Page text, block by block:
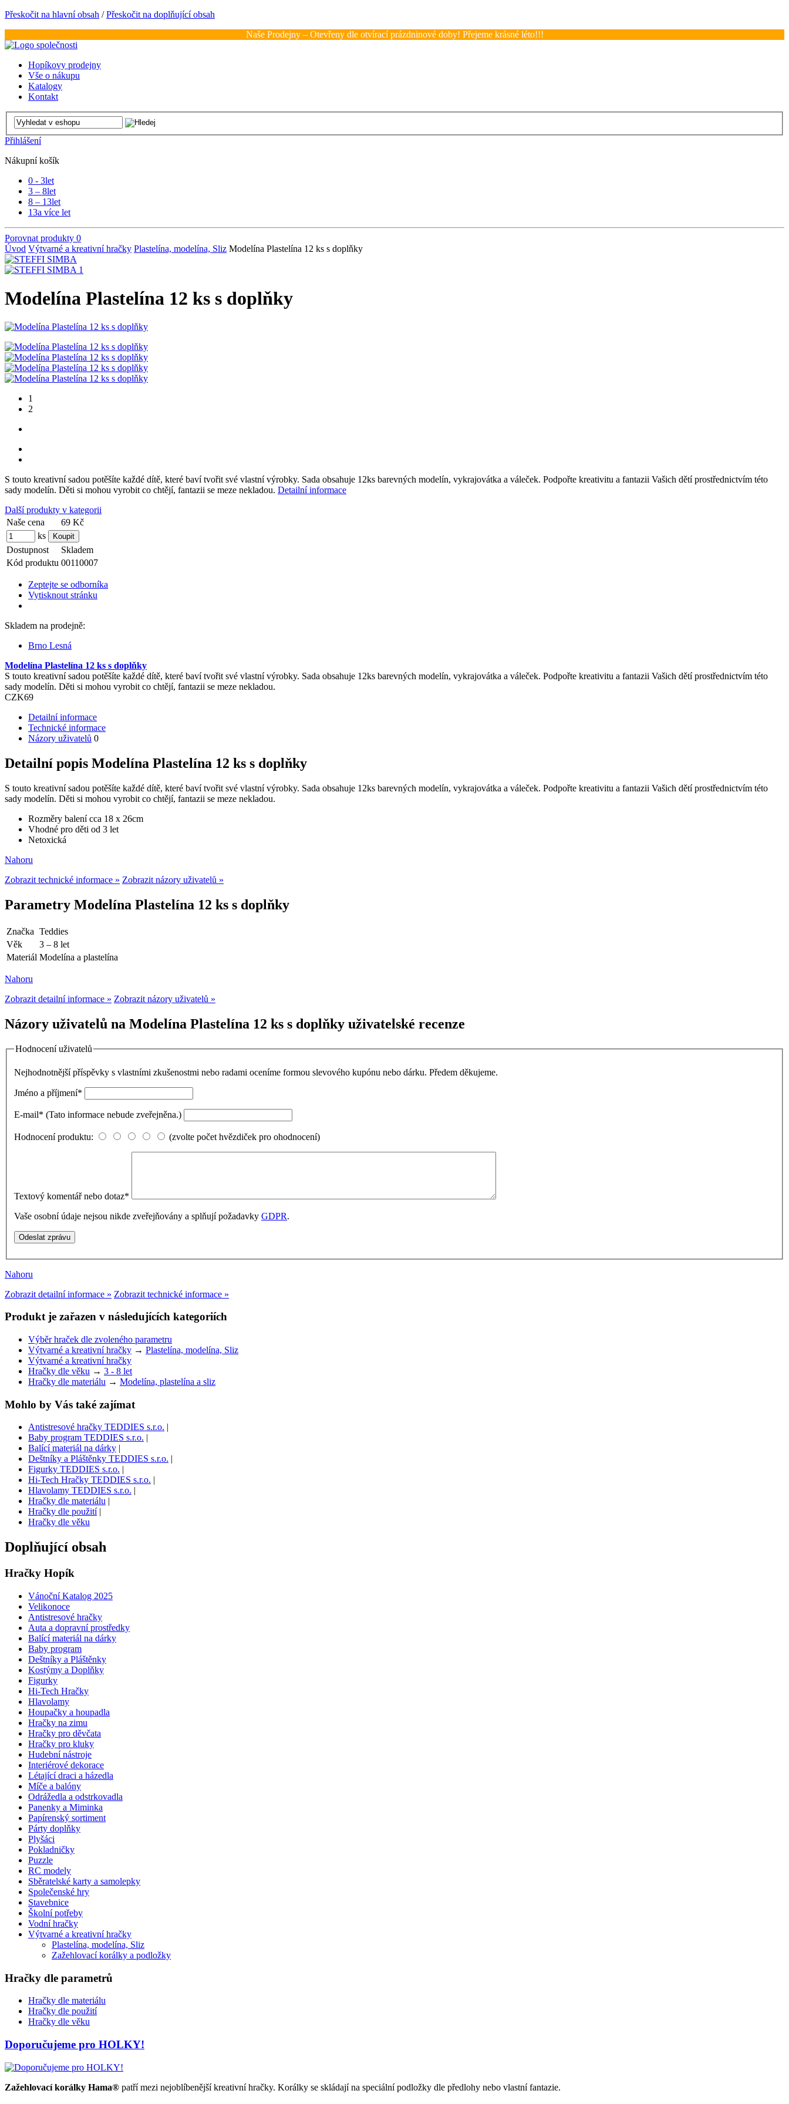
Přeskočit na hlavní obsah /Přeskočit na doplňující obsah
Naše Prodejny – Otevřeny dle otvírací prázdninové doby! Přejeme krásné léto!!!
Hopíkovy prodejny
Vše o nákupu
Katalogy
Kontakt
Přihlášení
Nákupní košík
0 - 3let
3 – 8let
8 – 13let
13a více let
Porovnat produkty 0
Úvod Výtvarné a kreativní hračky Plastelína, modelína, Sliz Modelína Plastelína 12 ks s doplňky
Modelína Plastelína 12 ks s doplňky
1
2
S touto kreativní sadou potěšíte každé dítě, které baví tvořit své vlastní výrobky. Sada obsahuje 12ks barevných modelín, vykrajovátka a váleček. Podpořte kreativitu a fantazii Vašich dětí prostřednictvím této
sady modelín. Děti si mohou vyrobit co chtějí, fantazii se meze nekladou. Detailní informace
Další produkty v kategorii
Naše cena
69 Kč
ks
Dostupnost
Skladem
Kód produktu 00110007
Zeptejte se odborníka
Vytisknout stránku
Skladem na prodejně:
Brno Lesná
Modelína Plastelína 12 ks s doplňky
S touto kreativní sadou potěšíte každé dítě, které baví tvořit své vlastní výrobky. Sada obsahuje 12ks barevných modelín, vykrajovátka a váleček. Podpořte kreativitu a fantazii Vašich dětí prostřednictvím této
sady modelín. Děti si mohou vyrobit co chtějí, fantazii se meze nekladou.
CZK69
Detailní informace
Technické informace
Názory uživatelů 0
Detailní popis Modelína Plastelína 12 ks s doplňky
S touto kreativní sadou potěšíte každé dítě, které baví tvořit své vlastní výrobky. Sada obsahuje 12ks barevných modelín, vykrajovátka a váleček. Podpořte kreativitu a fantazii Vašich dětí prostřednictvím této
sady modelín. Děti si mohou vyrobit co chtějí, fantazii se meze nekladou.
Rozměry balení cca 18 x 26cm
Vhodné pro děti od 3 let
Netoxická
Nahoru
Zobrazit technické informace » Zobrazit názory uživatelů »
Parametry Modelína Plastelína 12 ks s doplňky
Značka Teddies
Věk
3 – 8 let
Materiál Modelína a plastelína
Nahoru
Zobrazit detailní informace » Zobrazit názory uživatelů »
Názory uživatelů na Modelína Plastelína 12 ks s doplňky uživatelské recenze
Hodnocení uživatelů
Nejhodnotnější příspěvky s vlastními zkušenostmi nebo radami oceníme formou slevového kupónu nebo dárku. Předem děkujeme.
Jméno a příjmení*
E-mail* (Tato informace nebude zveřejněna.)
Hodnocení produktu: (zvolte počet hvězdiček pro ohodnocení)
Textový komentář nebo dotaz*
Vaše osobní údaje nejsou nikde zveřejňovány a splňují požadavky GDPR.
Nahoru
Zobrazit detailní informace » Zobrazit technické informace »
Produkt je zařazen v následujících kategoriích
Výběr hraček dle zvoleného parametru
Výtvarné a kreativní hračky → Plastelína, modelína, Sliz
Výtvarné a kreativní hračky
Hračky dle věku → 3 - 8 let
Hračky dle materiálu → Modelína, plastelína a sliz
Mohlo by Vás také zajímat
Antistresové hračky TEDDIES s.r.o. |
Baby program TEDDIES s.r.o. |
Balící materiál na dárky |
Deštníky a Pláštěnky TEDDIES s.r.o. |
Figurky TEDDIES s.r.o. |
Hi-Tech Hračky TEDDIES s.r.o. |
Hlavolamy TEDDIES s.r.o. |
Hračky dle materiálu |
Hračky dle použití|
Hračky dle věku
Doplňující obsah
Hračky Hopík
Vánoční Katalog 2025
Velikonoce
Antistresové hračky
Auta a dopravní prostředky
Balící materiál na dárky
Baby program
Deštníky a Pláštěnky
Kostýmy a Doplňky
Figurky
Hi-Tech Hračky
Hlavolamy
Houpačky a houpadla
Hračky na zimu
Hračky pro děvčata
Hračky pro kluky
Hudební nástroje
Interiérové dekorace
Létající draci a házedla
Míče a balóny
Odrážedla a odstrkovadla
Panenky a Miminka
Papírenský sortiment
Párty doplňky
Plyšáci
Pokladničky
Puzzle
RC modely
Sběratelské karty a samolepky
Společenské hry
Stavebnice
Školní potřeby
Vodní hračky
Výtvarné a kreativní hračky
Plastelína, modelína, Sliz
Zažehlovací korálky a podložky
Hračky dle parametrů
Hračky dle materiálu
Hračky dle použití
Hračky dle věku
Doporučujeme pro HOLKY!
Zažehlovací korálky Hama® patří mezi nejoblíbenější kreativní hračky. Korálky se skládají na speciální podložky dle předlohy nebo vlastní fantazie.